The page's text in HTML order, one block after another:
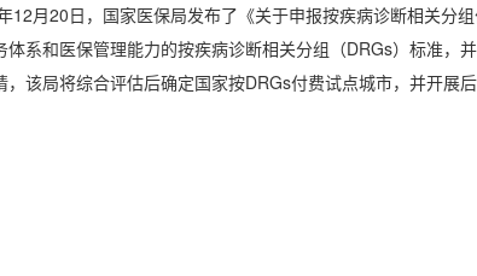
12月20日，国家医保局发布了《关于申报按疾病诊断相关分
体系和医保管理能力的按疾病诊断相关分组（DRGs）标准，
，该局将综合评估后确定国家按DRGs付费试点城市，并开展后